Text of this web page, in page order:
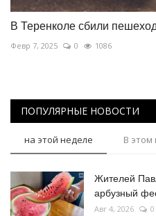
В Теренколе сбили
Февр 7, 2025 0 1086
ПОПУЛЯРНЫЕ НОВОСТИ
на этой неделе В этом
Жителей
арбузный
Авг 4, 2026 0